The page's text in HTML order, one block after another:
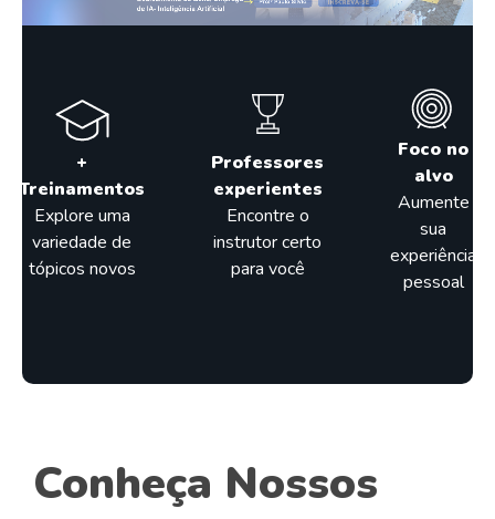
+
Treinamentos
Explore uma
variedade de
tópicos novos
Professores
experientes
Encontre o
instrutor certo
para você
Foco no
alvo
Aumente
sua
experiência
pessoal
Conheça Nossos